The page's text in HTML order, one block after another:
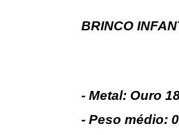
BRINCO
- Metal: Ouro
- Peso médio: